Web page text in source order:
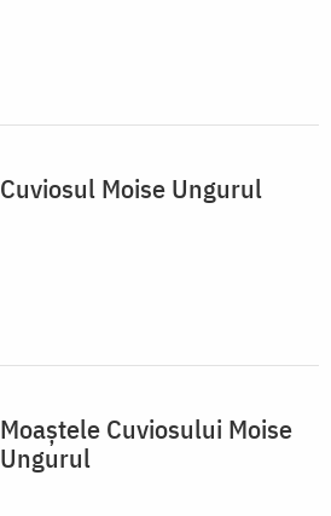
Cuviosul Moise Ungurul
Moaştele Cuviosului Moise
Ungurul